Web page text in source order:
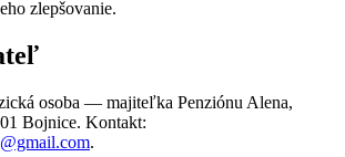
zlepšovanie.
osoba — majiteľka Penziónu Alena,
Bojnice. Kontakt:
.